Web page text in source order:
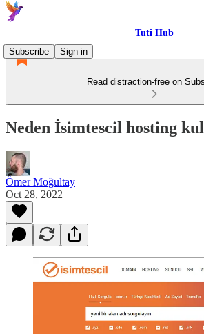
Tuti Hub
Subscribe
Sign in
Read distraction-free on
Neden İsimtescil hosting
Ömer Moğultay
Oct 28, 2022